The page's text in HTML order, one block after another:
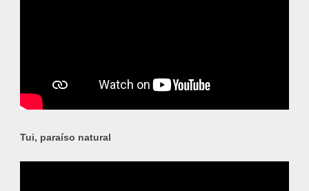
Tui, paraíso natural